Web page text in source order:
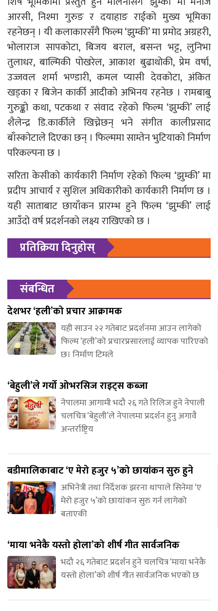
आरसी, निश्मा गुरुङ र दयाहाङ राईको मुख्य भूमिका
रहनेछन् । यी कलाकारसँगै फिल्म ‘झुम्की’ मा प्रमोद अग्रहरी,
भोलाराज सापकोटा, बिजय बराल, बसन्त भट्ट, लुनिभा
तुलाधर, बाल्मिकी पोखरेल, आकाश बुढाथोकी, प्रेम वर्षा,
उज्जवल शर्मा भण्डारी, कमल प्यासी देवकोटा, अंकित
खड्का र बिजेन कार्की आदीको अभिनय रहनेछ । रामबाबु
गुरुङ्को कथा, पटकथा र संवाद रहेको फिल्म ‘झुम्की’ लाई
शैलेन्द्र डि.कार्कीले खिच्नेछन् भने संगीत कालीप्रसाद
बाँस्कोटाले दिएका छन् । फिल्ममा साम्तेन भुटियाको निर्माण
परिकल्पना छ ।
सरिता केसीको कार्यकारी निर्माण रहेको फिल्म ‘झुम्की’ मा
प्रदीप आचार्य र सुशिल अधिकारीको कार्यकारी निर्माण छ ।
यही साताबाट छायाँकन प्रारम्भ हुने फिल्म ‘झुम्की’ लाई
आउँदो वर्ष प्रदर्शनको लक्ष्य राखिएको छ ।
प्रतिक्रिया दिनुहोस्
संबन्धित
देशभर ‘हली’को प्रचार आक्रामक
यही साउन २२ गतेबाट प्रदर्शनमा आउन लागेको
फिल्म ‘हली’को प्रचारप्रसारलाई व्यापक पारिएको
छ। निर्माण टिमले
‘बेहुली’ले गर्यो ओभरसिज राइट्स कब्जा
नेपालमा आगामी भदौ २६ गते रिलिज हुने नेपाली
चलचित्र ‘बेहुली’ले नेपालमा प्रदर्शन हुनु अगावै
अन्तर्राष्ट्रिय
बडीमालिकाबाट ‘ए मेरो हजुर ५’को छायांकन सुरु हुने
अभिनेत्री तथा निर्देशक झरना थापाले सिनेमा ‘ए
मेरो हजुर ५’को छायांकन सुरु गर्न लागेको
बताएकी
‘माया भनेकै यस्तो होला’को शीर्ष गीत सार्वजनिक
भदौ २६ गतेबाट प्रदर्शन हुने चलचित्र ‘माया भनेकै
यस्तो होला’को शीर्ष गीत सार्वजनिक भएको छ